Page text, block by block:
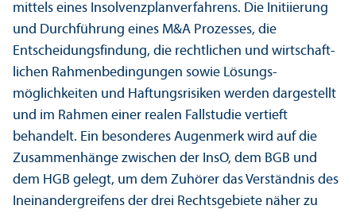
mittels eines Insolvenzplan­verfahrens. Die Initiierung
und Durchführung eines M&A Prozesses, die
Entscheidungs­findung, die rechtlichen und wirtschaft­
lichen Rahmenbedingungen sowie Lösungs­
möglichkeiten und Haftungs­risiken werden dargestellt
und im Rahmen einer realen Fallstudie vertieft
behandelt. Ein besonderes Augenmerk wird auf die
Zusammenhänge zwischen der InsO, dem BGB und
dem HGB gelegt, um dem Zuhörer das Verständnis des
Ineinandergreifens der drei Rechts­gebiete näher zu